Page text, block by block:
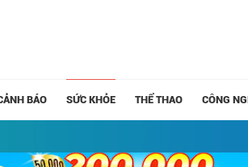
BÁO SỨC KHỎE THỂ THAO CÔNG